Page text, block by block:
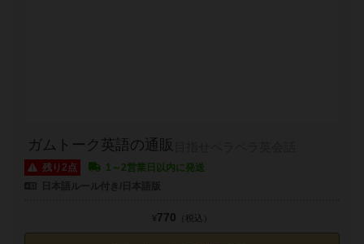
ガムトーク英語の通販
残り2点
1～2営業日以内に発送
¥770 （税込）